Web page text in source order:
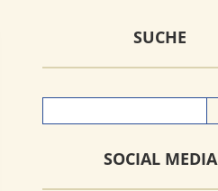
SUCHE
SOCIAL MEDIA